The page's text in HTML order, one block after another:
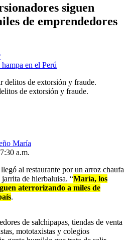
siguen
de emprendedores
en el Perú
de extorsión y fraude.
María
a.m.
al restaurante por un arroz chaufa
de hierbaluisa. “María, los
aterrorizando a miles de
.
de salchipapas, tiendas de venta
mototaxistas y colegios